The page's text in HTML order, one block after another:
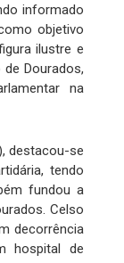
informado
objetivo
ilustre e
Dourados,
na
destacou-se
tendo
fundou a
Celso
decorrência
hospital de